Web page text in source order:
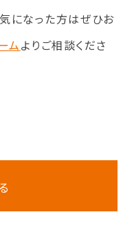
になった方はぜひお
ムよりご相談くださ